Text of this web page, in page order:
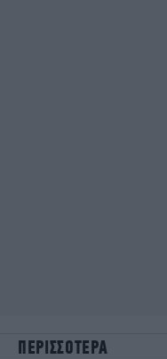
ΠΕΡΙΣΣΟΤΕΡΑ